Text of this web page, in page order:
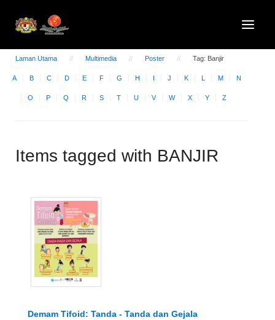
Laman Utama Multimedia Poster Tag: Banjir
A B C D E F G H I J K L M N
O P Q R S T U V W X Y Z
Items tagged with BANJIR
Demam Tifoid: Tanda - Tanda dan Gejala